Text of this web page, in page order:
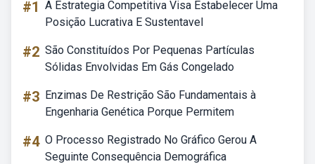
#1 A Estrategia Competitiva Visa Estabelecer Uma
Posição Lucrativa E Sustentavel
#2 São Constituídos Por Pequenas Partículas
Sólidas Envolvidas Em Gás Congelado
#3 Enzimas De Restrição São Fundamentais à
Engenharia Genética Porque Permitem
#4 O Processo Registrado No Gráfico Gerou A
Seguinte Consequência Demográfica